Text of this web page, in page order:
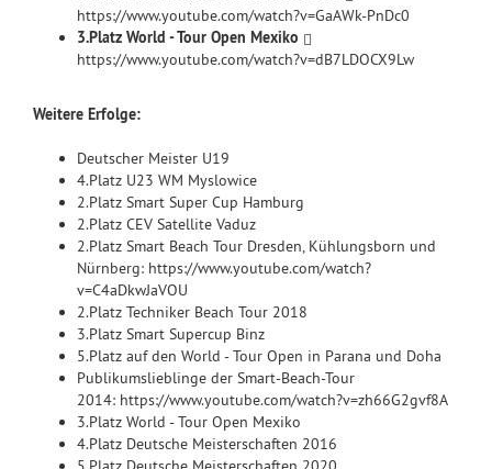
https://www.youtube.com/watch?v=GaAWk-PnDc0
3.Platz World - Tour Open Mexiko
https://www.youtube.com/watch?v=dB7LDOCX9Lw
Weitere Erfolge:
Deutscher Meister U19
4.Platz U23 WM Myslowice
2.Platz Smart Super Cup Hamburg
2.Platz CEV Satellite Vaduz
2.Platz Smart Beach Tour Dresden, Kühlungsborn und
Nürnberg: https://www.youtube.com/watch?
v=C4aDkwJaVOU
2.Platz Techniker Beach Tour 2018
3.Platz Smart Supercup Binz
5.Platz auf den World - Tour Open in Parana und Doha
Publikumslieblinge der Smart-Beach-Tour
2014: https://www.youtube.com/watch?v=zh66G2gvf8A
3.Platz World - Tour Open Mexiko
4.Platz Deutsche Meisterschaften 2016